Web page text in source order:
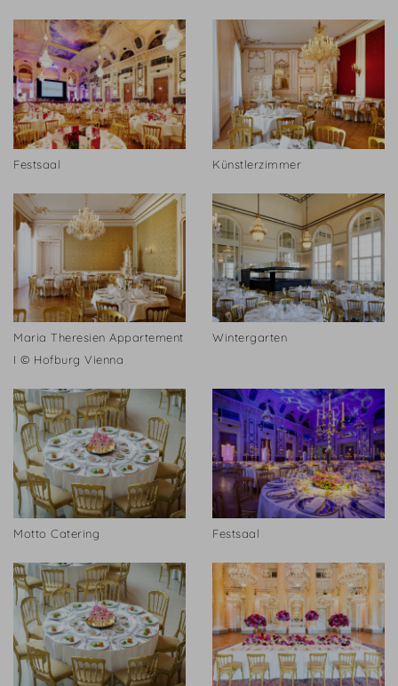
Festsaal Künstlerzimmer
Maria Theresien Appartement
I © Hofburg Vienna
Wintergarten
Motto Catering Festsaal